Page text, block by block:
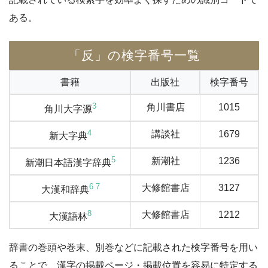
ある。
「反」の検字番号一覧
書籍 出版社 検字番号
角川大字源3 角川書店 1015
新大字典4 講談社 1679
新潮日本語漢字辞典5 新潮社 1236
大漢和辞典6 7 大修館書店 3127
大漢語林8 大修館書店 1212
辞書の巻頭や巻末、別巻などに記載された検字番号を用い
ることで、漢字の掲載ページ・掲載位置を容易に特定する